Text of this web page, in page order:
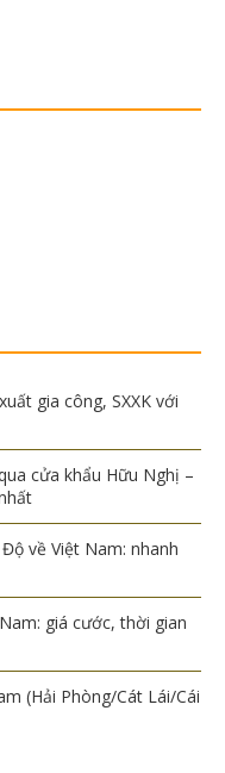
gia công, SXXK với
cửa khẩu Hữu Nghị –
về Việt Nam: nhanh
giá cước, thời gian
(Hải Phòng/Cát Lái/Cái